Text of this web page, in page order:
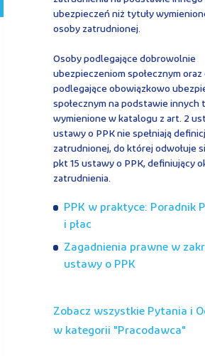
ubezpieczeń niż tytuły
osoby zatrudnionej.
Osoby podlegające dobrowolnie
ubezpieczeniom społecznym oraz
podlegające obowiązkowo
społecznym na podstawie innych
wymienione w katalogu z art. 2
ustawy o PPK nie spełniają
zatrudnionej, do której odwołuje
pkt 15 ustawy o PPK, definiujący
zatrudnienia.
PPK w praktyce: Poradnik
i płac
Zagadnienia prawne w
ustawy o PPK
Zobacz wszystkie Pytania i
w kategorii "
pracodawca"